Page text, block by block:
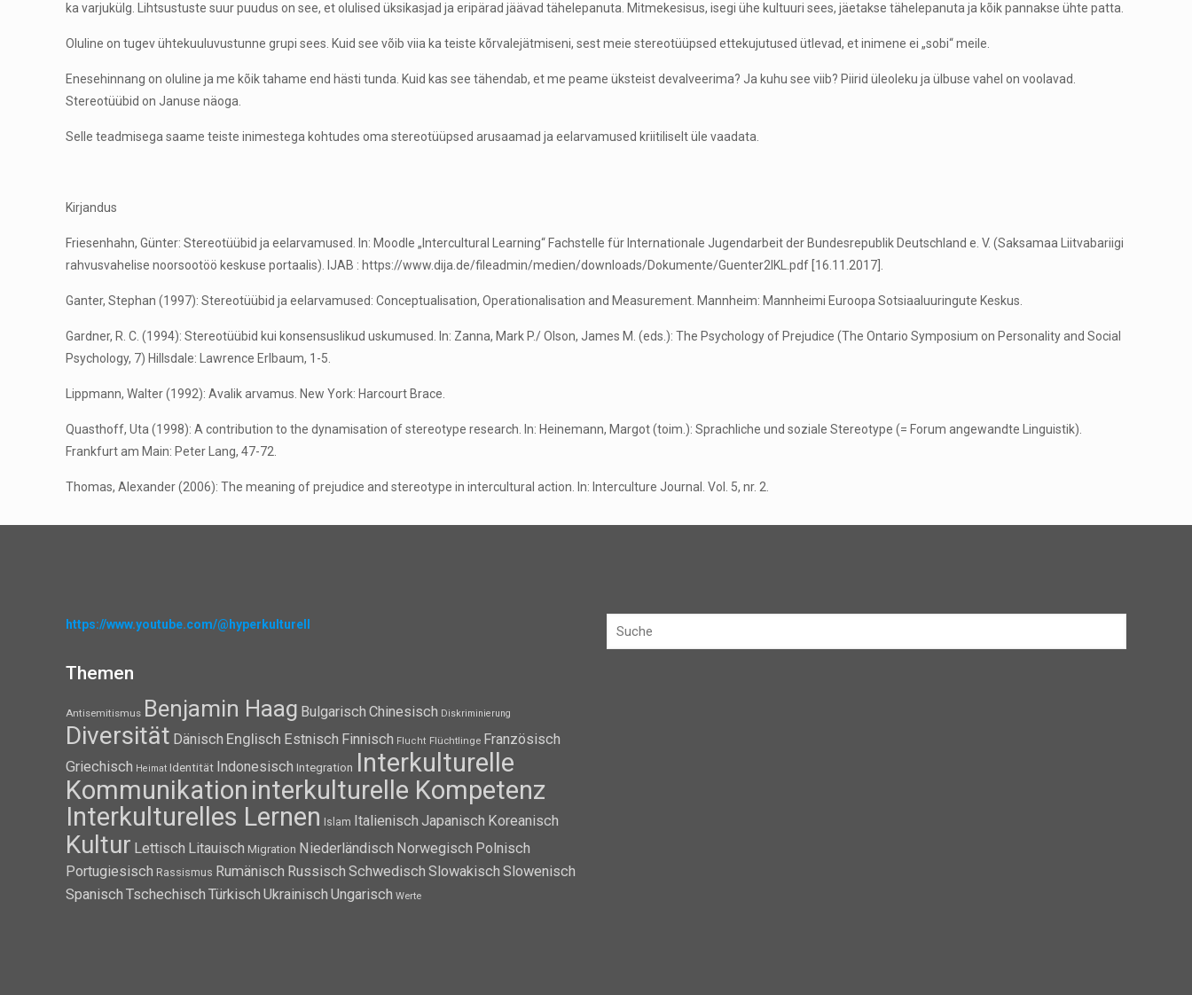
ka varjukülg. Lihtsustuste suur puudus on see, et olulised üksikasjad ja eripärad jäävad tähelepanuta. Mitmekesisus, isegi ühe kultuuri sees, jäetakse tähelepanuta ja kõik pannakse ühte patta.
Oluline on tugev ühtekuuluvustunne grupi sees. Kuid see võib viia ka teiste kõrvalejätmiseni, sest meie stereotüüpsed ettekujutused ütlevad, et inimene ei „sobi“ meile.
Enesehinnang on oluline ja me kõik tahame end hästi tunda. Kuid kas see tähendab, et me peame üksteist devalveerima? Ja kuhu see viib? Piirid üleoleku ja ülbuse vahel on voolavad.
Stereotüübid on Januse näoga.
Selle teadmisega saame teiste inimestega kohtudes oma stereotüüpsed arusaamad ja eelarvamused kriitiliselt üle vaadata.
Kirjandus
Friesenhahn, Günter: Stereotüübid ja eelarvamused. In: Moodle „Intercultural Learning“ Fachstelle für Internationale Jugendarbeit der Bundesrepublik Deutschland e. V. (Saksamaa Liitvabariigi
rahvusvahelise noorsootöö keskuse portaalis). IJAB : https://www.dija.de/fileadmin/medien/downloads/Dokumente/Guenter2IKL.pdf [16.11.2017].
Ganter, Stephan (1997): Stereotüübid ja eelarvamused: Conceptualisation, Operationalisation and Measurement. Mannheim: Mannheimi Euroopa Sotsiaaluuringute Keskus.
Gardner, R. C. (1994): Stereotüübid kui konsensuslikud uskumused. In: Zanna, Mark P./ Olson, James M. (eds.): The Psychology of Prejudice (The Ontario Symposium on Personality and Social
Psychology, 7) Hillsdale: Lawrence Erlbaum, 1-5.
Lippmann, Walter (1992): Avalik arvamus. New York: Harcourt Brace.
Quasthoff, Uta (1998): A contribution to the dynamisation of stereotype research. In: Heinemann, Margot (toim.): Sprachliche und soziale Stereotype (= Forum angewandte Linguistik).
Frankfurt am Main: Peter Lang, 47-72.
Thomas, Alexander (2006): The meaning of prejudice and stereotype in intercultural action. In: Interculture Journal. Vol. 5, nr. 2.
https://www.youtube.com/@hyperkulturell
Themen
Antisemitismus Benjamin Haag Bulgarisch Chinesisch Diskriminierung
Diversität Dänisch Englisch Estnisch Finnisch Flucht Flüchtlinge Französisch
Griechisch Heimat Identität Indonesisch Integration Interkulturelle
Kommunikation interkulturelle Kompetenz
Interkulturelles Lernen
Islam Italienisch Japanisch Koreanisch
Kultur Lettisch Litauisch Migration Niederländisch Norwegisch Polnisch
Portugiesisch Rassismus Rumänisch Russisch Schwedisch Slowakisch Slowenisch
Spanisch Tschechisch Türkisch Ukrainisch Ungarisch Werte